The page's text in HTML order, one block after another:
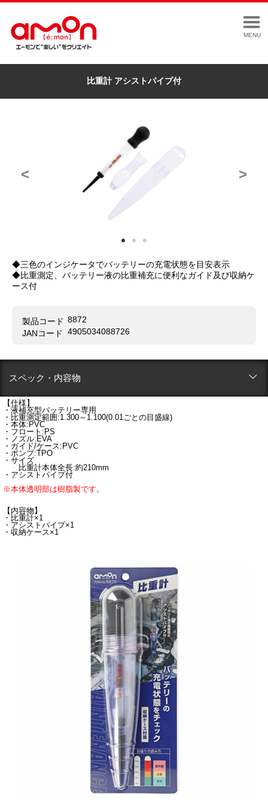
MENU
比重計 アシストパイプ付
< >
◆三色のインジケータでバッテリーの充電状態を目安表示
◆比重測定、バッテリー液の比重補充に便利なガイド及び収納ケ
ース付
製品コード 8872
JANコード
4905034088726
スペック・内容物
【仕様】
・液補充型バッテリー専用
・比重測定範囲:1.300～1.100(0.01ごとの目盛線)
・本体:PVC
・フロート:PS
・ノズル:EVA
・ガイド/ケース:PVC
・ポンプ:TPO
・サイズ
比重計本体全長:約210mm
・アシストパイプ付
※本体透明部は樹脂製です。
【内容物】
・比重計×1
・アシストパイプ×1
・収納ケース×1